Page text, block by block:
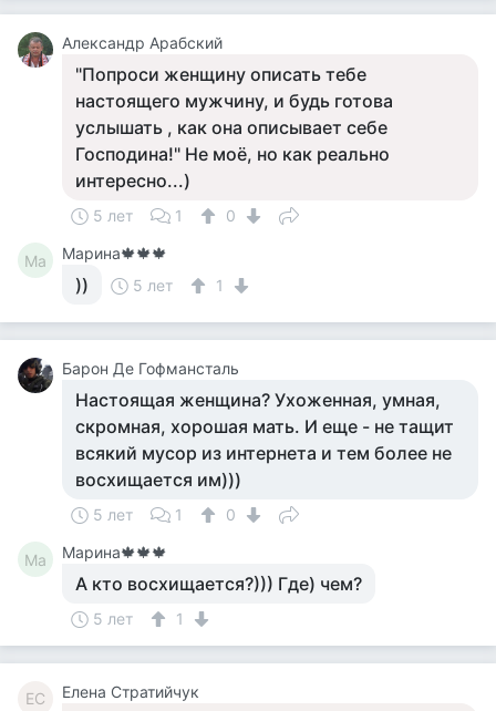
Александр Арабский
"Попроси женщину описать тебе
настоящего мужчину, и будь готова
услышать , как она описывает себе
Господина!" Не моё, но как реально
интересно...)
5 лет 1 0
Ма Марина🍁🍁🍁
)) 5 лет 1
Барон Де Гофмансталь
Настоящая женщина? Ухоженная, умная,
скромная, хорошая мать. И еще - не тащит
всякий мусор из интернета и тем более не
восхищается им)))
5 лет 1 0
Ма Марина🍁🍁🍁
А кто восхищается?))) Где) чем?
5 лет 1
ЕС Елена Стратийчук